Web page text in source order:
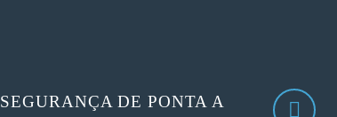
SEGURANÇA DE PONTA A